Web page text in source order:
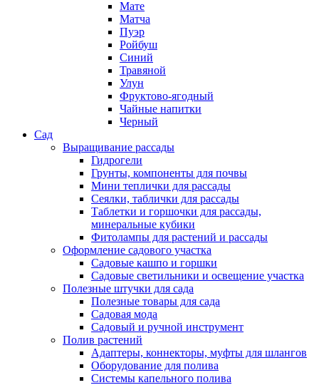
Мате
Матча
Пуэр
Ройбуш
Синий
Травяной
Улун
Фруктово-ягодный
Чайные напитки
Черный
Сад
Выращивание рассады
Гидрогели
Грунты, компоненты для почвы
Мини теплички для рассады
Сеялки, таблички для рассады
Таблетки и горшочки для рассады,
минеральные кубики
Фитолампы для растений и рассады
Оформление садового участка
Садовые кашпо и горшки
Садовые светильники и освещение участка
Полезные штучки для сада
Полезные товары для сада
Садовая мода
Садовый и ручной инструмент
Полив растений
Адаптеры, коннекторы, муфты для шлангов
Оборудование для полива
Системы капельного полива